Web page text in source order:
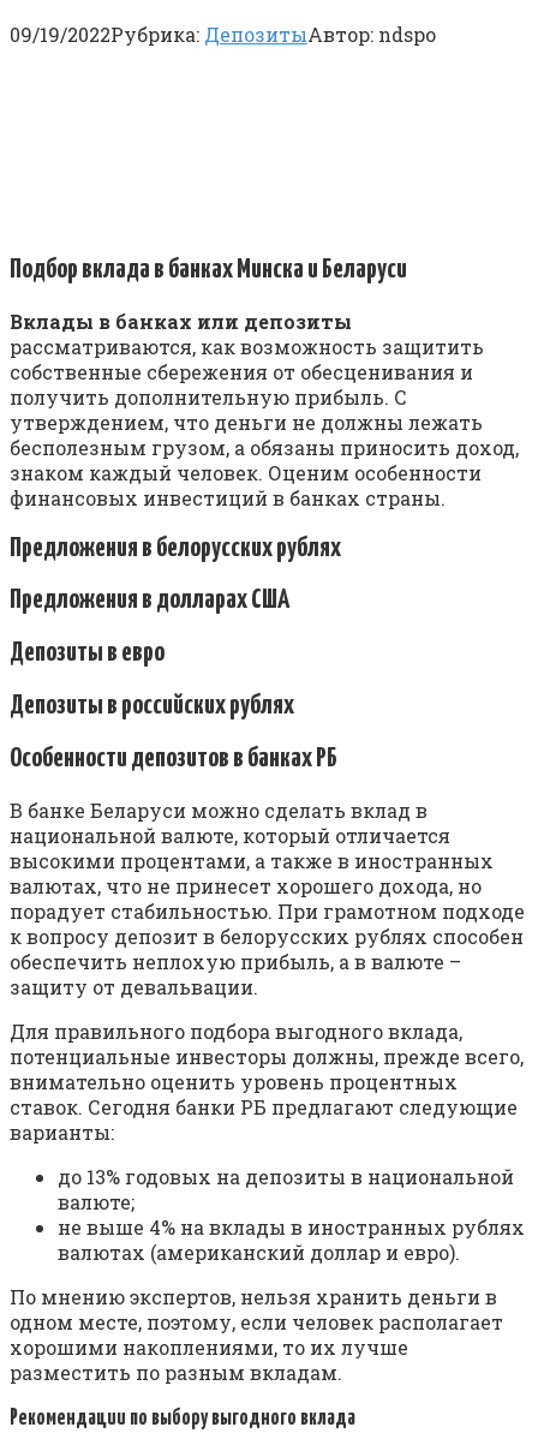
09/19/2022Рубрика: ДепозитыАвтор: ndspo
Подбор вклада в банках Минска и Беларуси
Вклады в банках или депозиты
рассматриваются, как возможность защитить
собственные сбережения от обесценивания и
получить дополнительную прибыль. С
утверждением, что деньги не должны лежать
бесполезным грузом, а обязаны приносить доход,
знаком каждый человек. Оценим особенности
финансовых инвестиций в банках страны.
Предложения в белорусских рублях
Предложения в долларах США
Депозиты в евро
Депозиты в российских рублях
Особенности депозитов в банках РБ
В банке Беларуси можно сделать вклад в
национальной валюте, который отличается
высокими процентами, а также в иностранных
валютах, что не принесет хорошего дохода, но
порадует стабильностью. При грамотном подходе
к вопросу депозит в белорусских рублях способен
обеспечить неплохую прибыль, а в валюте –
защиту от девальвации.
Для правильного подбора выгодного вклада,
потенциальные инвесторы должны, прежде всего,
внимательно оценить уровень процентных
ставок. Сегодня банки РБ предлагают следующие
варианты:
до 13% годовых на депозиты в национальной
валюте;
не выше 4% на вклады в иностранных рублях
валютах (американский доллар и евро).
По мнению экспертов, нельзя хранить деньги в
одном месте, поэтому, если человек располагает
хорошими накоплениями, то их лучше
разместить по разным вкладам.
Рекомендации по выбору выгодного вклада